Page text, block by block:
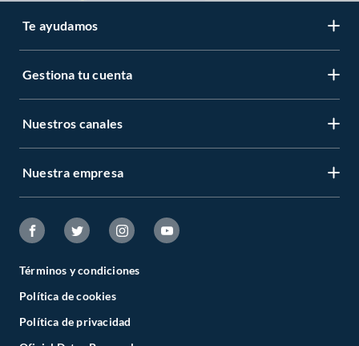
Te ayudamos
Gestiona tu cuenta
Nuestros canales
Nuestra empresa
Términos y condiciones
Política de cookies
Política de privacidad